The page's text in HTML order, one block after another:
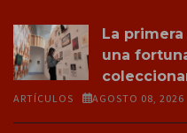
La
una
ARTÍCULOS AGOSTO 08, 2026